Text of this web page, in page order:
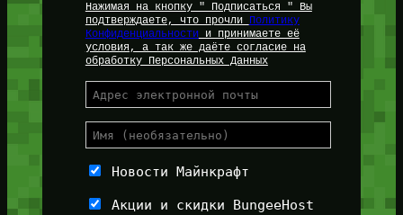
Нажимая на кнопку " Подписаться " Вы
подтверждаете, что прочли
Политику
Конфиденциальностии принимаете её
условия, а так же даёте согласие на
обработку Персональных Данных
Новости Майнкрафт
Акции и скидки BungeeHost